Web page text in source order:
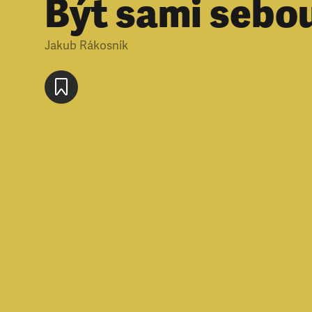
Být sami
Jakub Rákosník